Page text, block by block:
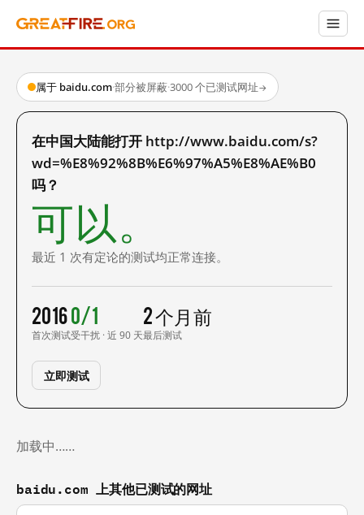
属于 baidu.com·部分被屏蔽·3000 个已测试网址→
在中国大陆能打开 http://www.baidu.com/s?
wd=%E8%92%8B%E6%97%A5%E8%AE%B0
吗？
可以。
最近 1 次有定论的测试均正常连接。
2016
首次测试
0/1
受干扰 · 近 90 天
2 个月前
最后测试
立即测试
加载中……
baidu.com 上其他已测试的网址